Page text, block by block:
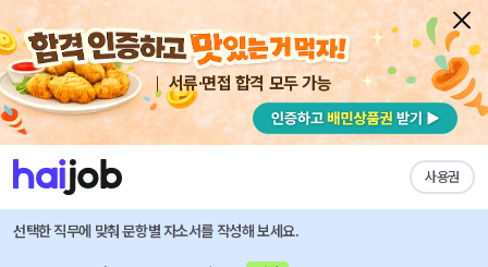
서류·면접 합격 모두 가능
사용권
채용공고 자소서 자유항목 자소서 내 작성목록
화영(건축강재) 즐겨찾기
건축자재 영업 및 영업관리 신입/경력 채용
선택한 직무에 맞춰 문항별 자소서를 작성해 보세요.